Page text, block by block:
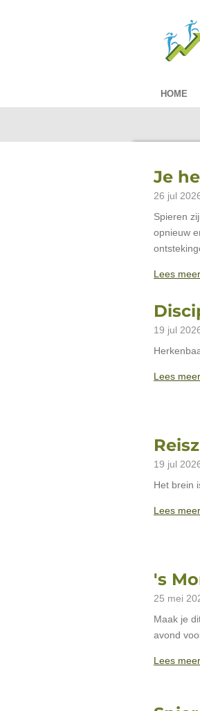
HOME
Je
26 jul
Spieren
opnieuw
Lees
19 jul
Lees
19 jul
Het brein
Lees
's
25 mei
Maak je
avond
Lees